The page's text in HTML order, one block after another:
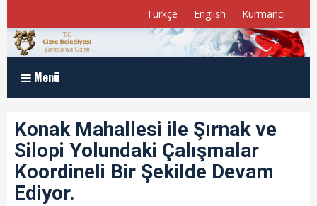
Türkçe English Kurmanci
Menü
Anasayfa
Kurumsal
Müdürlükler
Konak Mahallesi ile Şırnak ve
Silopi Yolundaki Çalışmalar
Koordineli Bir Şekilde Devam
Ediyor.